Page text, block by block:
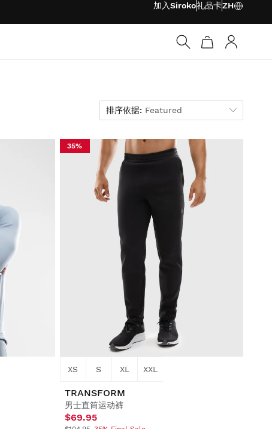
加入Siroko礼品卡ZH
排序依据
排序依据: Featured
35%
XS S XL XXL
TRANSFORM
男士直筒运动裤
$69.95